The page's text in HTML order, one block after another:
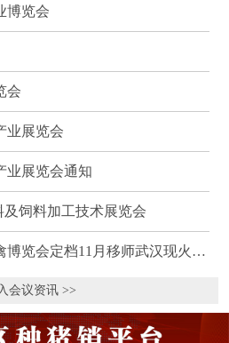
博览会
会
业展览会
业展览会通知
及饲料加工技术展览会
2021世界种业论坛暨畜禽博览会定档11月移师武汉现火热招商
会议资讯 >>